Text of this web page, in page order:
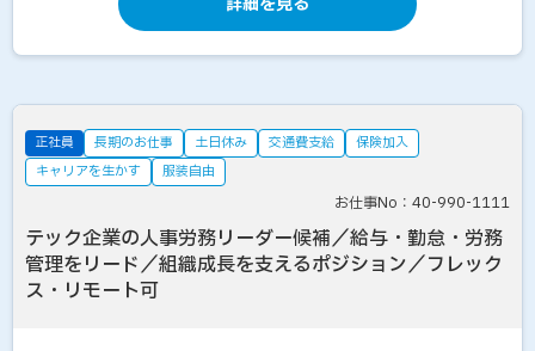
正社員 長期のお仕事 土日休み 交通費支給
保険加入
キャリアを生かす
服装自由
お仕事No：40-990-1111
テック企業の人事労務リーダー候補／給与・勤怠・労務
管理をリード／組織成長を支えるポジション／フレック
ス・リモート可